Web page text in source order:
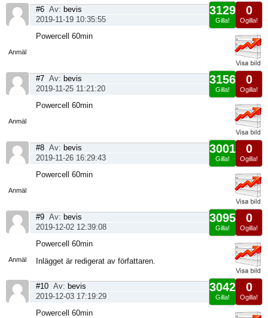
Anmäl
0
Ogilla!
3129
Gilla!
#6 Av: bevis
2019-11-19 10:35:55
Powercell 60min
Anmäl
0
Ogilla!
3156
Gilla!
#7 Av: bevis
2019-11-25 11:21:20
Powercell 60min
Anmäl
0
Ogilla!
3001
Gilla!
#8 Av: bevis
2019-11-26 16:29:43
Powercell 60min
Anmäl
0
Ogilla!
3095
Gilla!
#9 Av: bevis
2019-12-02 12:39:08
Powercell 60min
Inlägget är redigerat av författaren.
0
Ogilla!
3042
Gilla!
#10 Av: bevis
2019-12-03 17:19:29
Powercell 60min